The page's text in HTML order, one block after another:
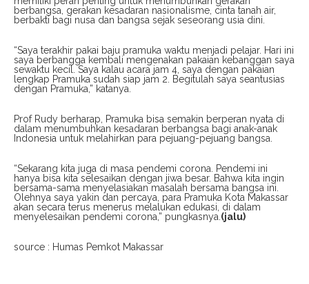
berbangsa, gerakan kesadaran nasionalisme, cinta tanah air,
berbakti bagi nusa dan bangsa sejak seseorang usia dini.
“Saya terakhir pakai baju pramuka waktu menjadi pelajar. Hari ini
saya berbangga kembali mengenakan pakaian kebanggan saya
sewaktu kecil. Saya kalau acara jam 4, saya dengan pakaian
lengkap Pramuka sudah siap jam 2. Begitulah saya seantusias
dengan Pramuka,” katanya.
Prof Rudy berharap, Pramuka bisa semakin berperan nyata di
dalam menumbuhkan kesadaran berbangsa bagi anak-anak
Indonesia untuk melahirkan para pejuang-pejuang bangsa.
“Sekarang kita juga di masa pendemi corona. Pendemi ini
hanya bisa kita selesaikan dengan jiwa besar. Bahwa kita ingin
bersama-sama menyelasiakan masalah bersama bangsa ini.
Olehnya saya yakin dan percaya, para Pramuka Kota Makassar
akan secara terus menerus melalukan edukasi, di dalam
menyelesaikan pendemi corona,” pungkasnya.(jalu)
source : Humas Pemkot Makassar